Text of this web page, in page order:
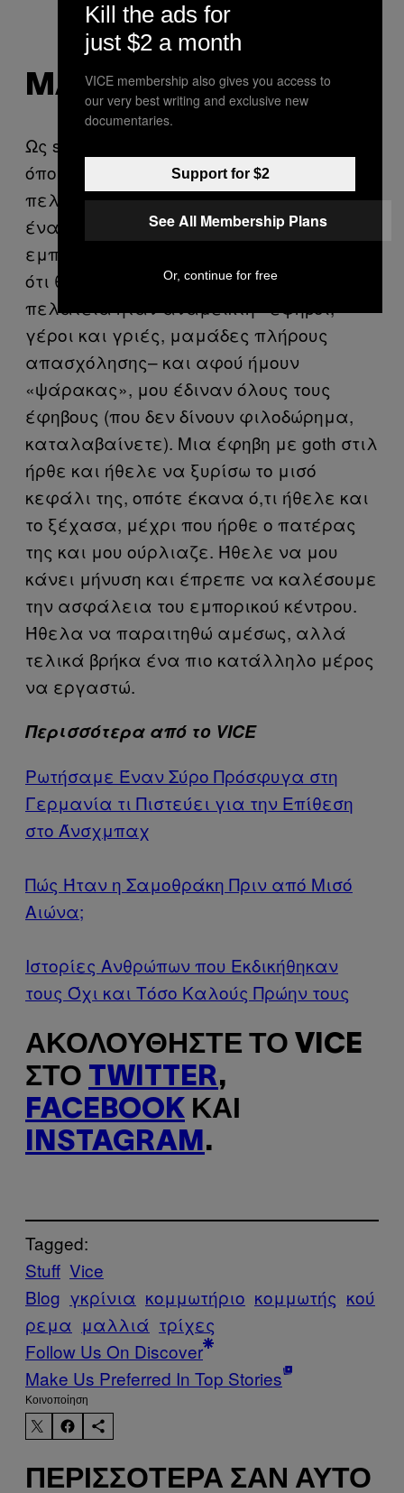
MARTHA
Ως stylist μαλλιών, αναλαμβάνεις
όποιον να ‘ναι μέχρι να αποκτήσεις
πελατεία. Άρχισα την καριέρα μου σε
ένα «επώνυμο» κομμωτήριο στο
εμπορικό κέντρο, έχοντας την εντύπωση
ότι θα είχε περισσότερη κίνηση. Η
πελατεία ήταν ανάμεικτη –έφηβοι,
γέροι και γριές, μαμάδες πλήρους
απασχόλησης– και αφού ήμουν
«ψάρακας», μου έδιναν όλους τους
έφηβους (που δεν δίνουν φιλοδώρημα,
καταλαβαίνετε). Μια έφηβη με goth στιλ
ήρθε και ήθελε να ξυρίσω το μισό
κεφάλι της, οπότε έκανα ό,τι ήθελε και
το ξέχασα, μέχρι που ήρθε ο πατέρας
της και μου ούρλιαζε. Ήθελε να μου
κάνει μήνυση και έπρεπε να καλέσουμε
την ασφάλεια του εμπορικού κέντρου.
Ήθελα να παραιτηθώ αμέσως, αλλά
τελικά βρήκα ένα πιο κατάλληλο μέρος
να εργαστώ.
Περισσότερα από το VICE
Ρωτήσαμε Έναν Σύρο Πρόσφυγα στη
Γερμανία τι Πιστεύει για την Επίθεση
στο Άνσχμπαχ
Πώς Ήταν η Σαμοθράκη Πριν από Mισό
Aιώνα;
Ιστορίες Ανθρώπων που Εκδικήθηκαν
τους Όχι και Τόσο Καλούς Πρώην τους
ΑΚΟΛΟΥΘΉΣΤΕ ΤΟ VICE
ΣΤΟ TWITTER,
FACEBOOK ΚΑΙ
INSTAGRAM .
Tagged:
Stuff Vice
Blog γκρίνια κομμωτήριο κομμωτής κού
ρεμα μαλλιά τρίχες
Follow Us On Discover
Make Us Preferred In Top Stories
Kοινοποίηση
ΠΕΡΙΣΣΌΤΕΡΑ ΣΑΝ ΑΥΤΌ
Kill the ads for
just $2 a month
VICE membership also gives you access to
our very best writing and exclusive new
documentaries.
Support for $2
See All Membership Plans
Or, continue for free